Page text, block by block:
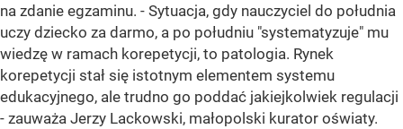
na zdanie egzaminu. - Sytuacja, gdy nauczyciel do południa
uczy dziecko za darmo, a po południu "systematyzuje" mu
wiedzę w ramach korepetycji, to patologia. Rynek
korepetycji stał się istotnym elementem systemu
edukacyjnego, ale trudno go poddać jakiejkolwiek regulacji
- zauważa Jerzy Lackowski, małopolski kurator oświaty.